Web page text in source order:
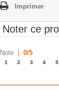
Imprimer
Noter ce
Note | 0/5
1 2 3 4 5